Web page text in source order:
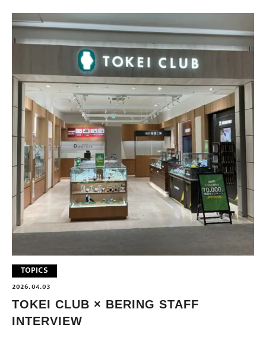
TOPICS
2026.04.03
TOKEI CLUB × BERING STAFF
INTERVIEW